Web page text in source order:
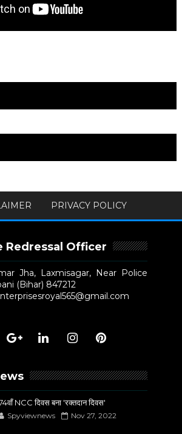
PRIVACY POLICY
Redressal Officer
Jha, Laxmisagar, Near Police
(Bihar) 847212
NCC दिवस बना 'रक्तदान दिवस'
Spyviewnews Nov 27, 2022